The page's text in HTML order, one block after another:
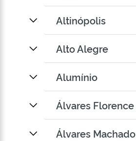
Altinópolis
Alto Alegre
Alumínio
Álvares Florence
Álvares Machado